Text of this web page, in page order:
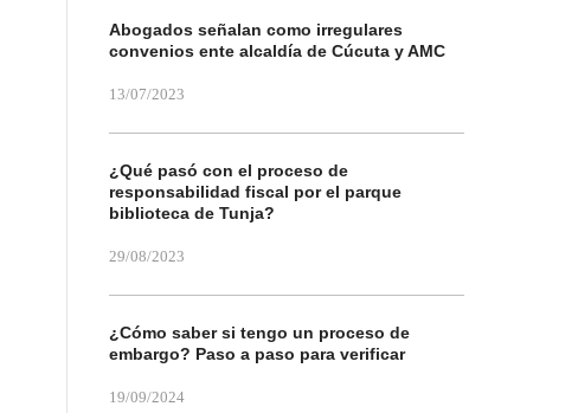
Abogados señalan como irregulares
convenios ente alcaldía de Cúcuta y AMC
13/07/2023
¿Qué pasó con el proceso de
responsabilidad fiscal por el parque
biblioteca de Tunja?
29/08/2023
¿Cómo saber si tengo un proceso de
embargo? Paso a paso para verificar
19/09/2024